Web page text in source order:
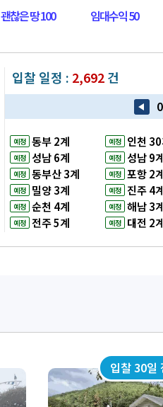
괜찮은 땅 100 임대수익 50
입찰 일정 : 2,692건
arrow_back_2
예정 동부 2계 예정 인천
예정 성남 6계 예정 성남 9
예정 동부산 3계 예정 포항 2
예정 밀양 3계 예정 진주 4
예정 순천 4계 예정 해남 3
예정 전주 5계 예정 대전 2
입찰 30일